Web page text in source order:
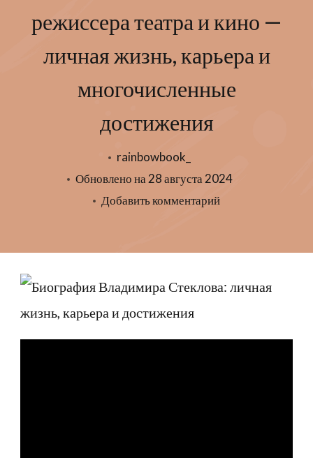
режиссера театра и кино —
личная жизнь, карьера и
многочисленные
достижения
rainbowbook_
Обновлено на 28 августа 2024
Добавить комментарийк
Стеклова